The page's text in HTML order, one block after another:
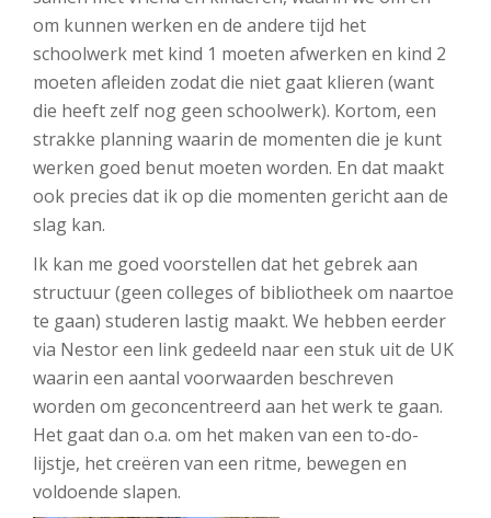
om kunnen werken en de andere tijd het
schoolwerk met kind 1 moeten afwerken en kind 2
moeten afleiden zodat die niet gaat klieren (want
die heeft zelf nog geen schoolwerk). Kortom, een
strakke planning waarin de momenten die je kunt
werken goed benut moeten worden. En dat maakt
ook precies dat ik op die momenten gericht aan de
slag kan.
Ik kan me goed voorstellen dat het gebrek aan
structuur (geen colleges of bibliotheek om naartoe
te gaan) studeren lastig maakt. We hebben eerder
via Nestor een link gedeeld naar een stuk uit de UK
waarin een aantal voorwaarden beschreven
worden om geconcentreerd aan het werk te gaan.
Het gaat dan o.a. om het maken van een to-do-
lijstje, het creëren van een ritme, bewegen en
voldoende slapen.